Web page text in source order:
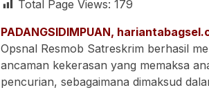
Total Page Views: 179
PADANGSIDIMPUAN,
Opsnal Resmob Satreskrim berhasil
ancaman kekerasan yang memaksa
pencurian, sebagaimana dimaksud